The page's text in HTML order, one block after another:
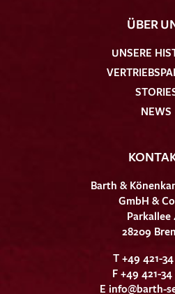
ÜBER
UNSERE
NEWS
Barth &
GmbH &
Parkallee
28209
T +49 421-34
F +49 421-
E info@barth-